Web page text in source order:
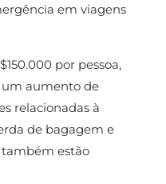
em viagens
por pessoa,
um aumento de
relacionadas à
de bagagem e
estão